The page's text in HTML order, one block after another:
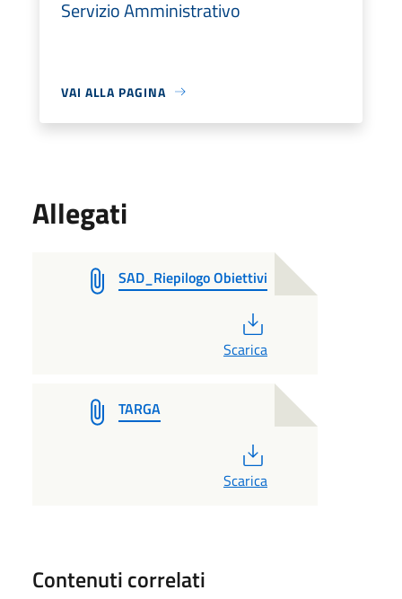
Servizio Amministrativo
VAI ALLA PAGINA
Allegati
SAD_Riepilogo Obiettivi
Scarica
TARGA
Scarica
Contenuti correlati